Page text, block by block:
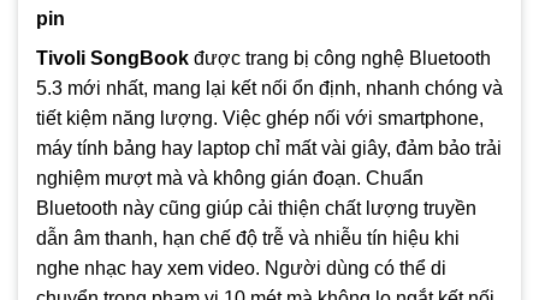
pin
Tivoli SongBook được trang bị công nghệ Bluetooth
5.3 mới nhất, mang lại kết nối ổn định, nhanh chóng và
tiết kiệm năng lượng. Việc ghép nối với smartphone,
máy tính bảng hay laptop chỉ mất vài giây, đảm bảo trải
nghiệm mượt mà và không gián đoạn. Chuẩn
Bluetooth này cũng giúp cải thiện chất lượng truyền
dẫn âm thanh, hạn chế độ trễ và nhiễu tín hiệu khi
nghe nhạc hay xem video. Người dùng có thể di